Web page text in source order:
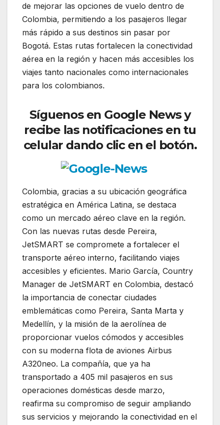
de mejorar las opciones de vuelo dentro de
Colombia, permitiendo a los pasajeros llegar
más rápido a sus destinos sin pasar por
Bogotá. Estas rutas fortalecen la conectividad
aérea en la región y hacen más accesibles los
viajes tanto nacionales como internacionales
para los colombianos.
Síguenos en Google News y
recibe las notificaciones en tu
celular dando clic en el botón.
Colombia, gracias a su ubicación geográfica
estratégica en América Latina, se destaca
como un mercado aéreo clave en la región.
Con las nuevas rutas desde Pereira,
JetSMART se compromete a fortalecer el
transporte aéreo interno, facilitando viajes
accesibles y eficientes. Mario García, Country
Manager de JetSMART en Colombia, destacó
la importancia de conectar ciudades
emblemáticas como Pereira, Santa Marta y
Medellín, y la misión de la aerolínea de
proporcionar vuelos cómodos y accesibles
con su moderna flota de aviones Airbus
A320neo. La compañía, que ya ha
transportado a 405 mil pasajeros en sus
operaciones domésticas desde marzo,
reafirma su compromiso de seguir ampliando
sus servicios y mejorando la conectividad en el